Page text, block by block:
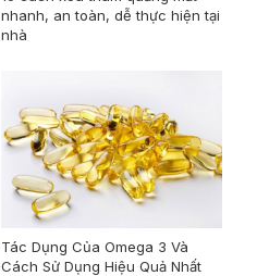
nhanh, an toàn, dễ thực hiện tại
nhà
Tác Dụng Của Omega 3 Và
Cách Sử Dụng Hiệu Quả Nhất